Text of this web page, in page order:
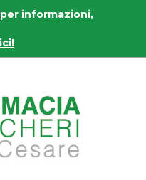
per informazioni,